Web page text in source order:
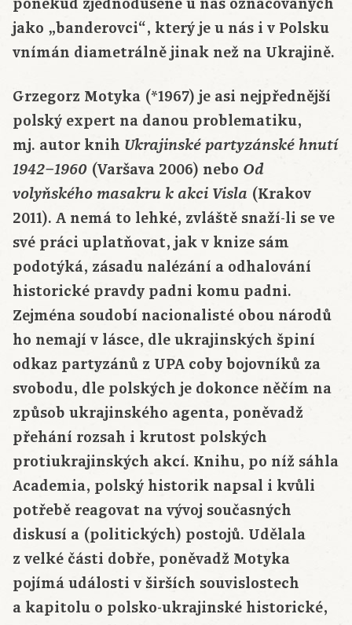
jako „banderovci“, který je u nás i v Polsku
vnímán diametrálně jinak než na Ukrajině.
Grzegorz Motyka (*1967) je asi nejpřednější
polský expert na danou problematiku,
mj. autor knih Ukrajinské partyzánské hnutí
1942–1960 (Varšava 2006) nebo Od
volyňského masakru k akci Visla (Krakov
2011). A nemá to lehké, zvláště snaží-li se ve
své práci uplatňovat, jak v knize sám
podotýká, zásadu nalézání a odhalování
historické pravdy padni komu padni.
Zejména soudobí nacionalisté obou národů
ho nemají v lásce, dle ukrajinských špiní
odkaz partyzánů z UPA coby bojovníků za
svobodu, dle polských je dokonce něčím na
způsob ukrajinského agenta, poněvadž
přehání rozsah i krutost polských
protiukrajinských akcí. Knihu, po níž sáhla
Academia, polský historik napsal i kvůli
potřebě reagovat na vývoj současných
diskusí a (politických) postojů. Udělala
z velké části dobře, poněvadž Motyka
pojímá události v širších souvislostech
a kapitolu o polsko-ukrajinské historické,